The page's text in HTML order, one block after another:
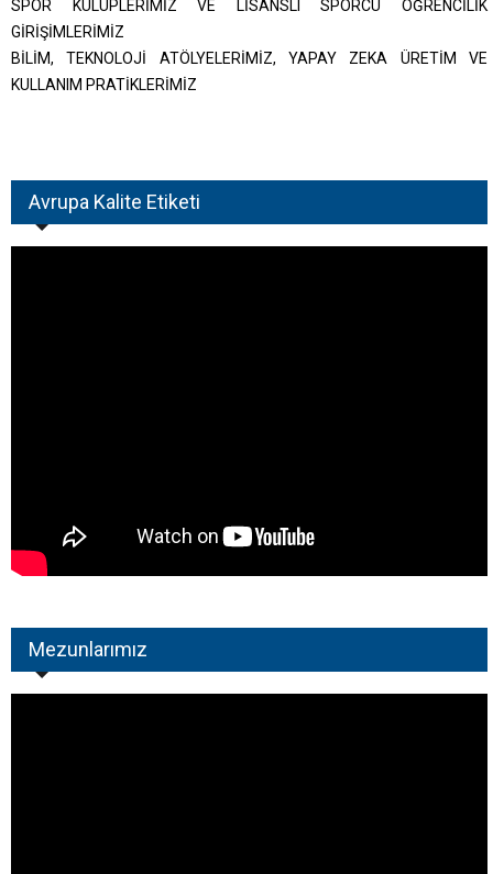
SPOR KULÜPLERİMİZ VE LİSANSLI SPORCU ÖĞRENCİLİK
GİRİŞİMLERİMİZ
BİLİM, TEKNOLOJİ ATÖLYELERİMİZ, YAPAY ZEKA ÜRETİM VE
KULLANIM PRATİKLERİMİZ
Avrupa Kalite Etiketi
Mezunlarımız